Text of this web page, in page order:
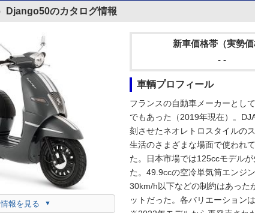
Django50のカタログ情報
報を見る
新車価格帯（実勢価
- -
車輌プロフィール
フランスの自動車メーカーとし
でもあった（2019年現在）。
刻させたネオレトロスタイルの
生活のさまざまな場面で使われ
た。日本市場では125ccモデル
た。49.9ccの空冷単気筒エンジ
30km/h以下などの制約はあった
ットだった。各バリエーション
※2022年モデルから再発売された